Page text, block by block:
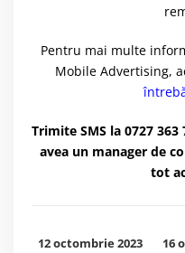
Pentru mai multe
Mobile Advertising,
Trimite SMS la 0727
avea un manager de
tot
12 octombrie 2023 16